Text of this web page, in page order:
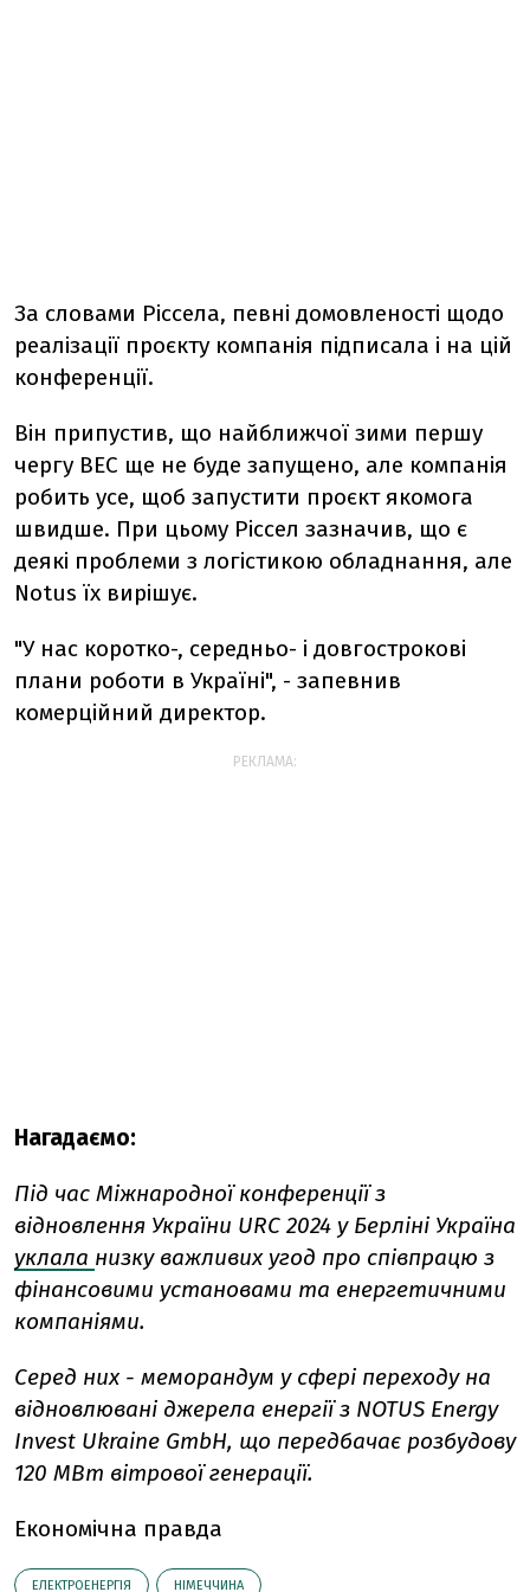
За словами Ріссела, певні домовленості щодо
реалізації проєкту компанія підписала і на цій
конференції.
Він припустив, що найближчої зими першу
чергу ВЕС ще не буде запущено, але компанія
робить усе, щоб запустити проєкт якомога
швидше. При цьому Ріссел зазначив, що є
деякі проблеми з логістикою обладнання, але
Notus їх вирішує.
"У нас коротко-, середньо- і довгострокові
плани роботи в Україні", - запевнив
комерційний директор.
РЕКЛАМА:
Нагадаємо:
Під час Міжнародної конференції з
відновлення України URC 2024 у Берліні Україна
уклала низку важливих угод про співпрацю з
фінансовими установами та енергетичними
компаніями.
Серед них - меморандум у сфері переходу на
відновлювані джерела енергії з NOTUS Energy
Invest Ukraine GmbH, що передбачає розбудову
120 МВт вітрової генерації.
Економічна правда
ЕЛЕКТРОЕНЕРГІЯ НІМЕЧЧИНА